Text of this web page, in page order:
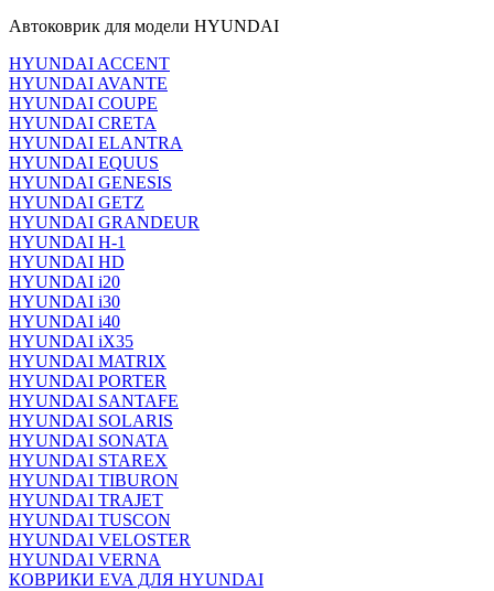
Автоковрик для модели HYUNDAI
HYUNDAI ACCENT
HYUNDAI AVANTE
HYUNDAI COUPE
HYUNDAI CRETA
HYUNDAI ELANTRA
HYUNDAI EQUUS
HYUNDAI GENESIS
HYUNDAI GETZ
HYUNDAI GRANDEUR
HYUNDAI H-1
HYUNDAI HD
HYUNDAI i20
HYUNDAI i30
HYUNDAI i40
HYUNDAI iX35
HYUNDAI MATRIX
HYUNDAI PORTER
HYUNDAI SANTAFE
HYUNDAI SOLARIS
HYUNDAI SONATA
HYUNDAI STAREX
HYUNDAI TIBURON
HYUNDAI TRAJET
HYUNDAI TUSCON
HYUNDAI VELOSTER
HYUNDAI VERNA
КОВРИКИ EVA ДЛЯ HYUNDAI